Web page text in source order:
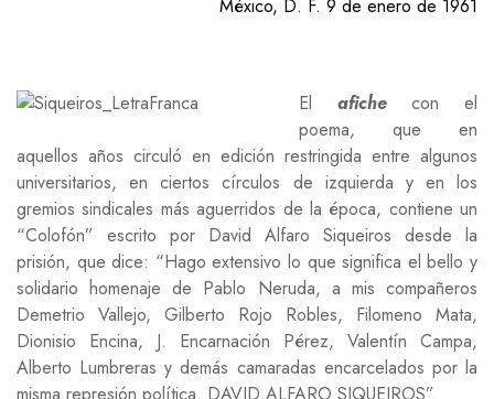
México, D. F. 9 de enero de 1961
El afichecon el
poema, que en
aquellos años circuló en edición restringida entre algunos
universitarios, en ciertos círculos de izquierda y en los
gremios sindicales más aguerridos de la época, contiene un
“Colofón” escrito por David Alfaro Siqueiros desde la
prisión, que dice: “Hago extensivo lo que significa el bello y
solidario homenaje de Pablo Neruda, a mis compañeros
Demetrio Vallejo, Gilberto Rojo Robles, Filomeno Mata,
Dionisio Encina, J. Encarnación Pérez, Valentín Campa,
Alberto Lumbreras y demás camaradas encarcelados por la